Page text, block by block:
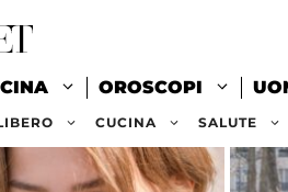
OROSCOPI
CUCINA SALUTE